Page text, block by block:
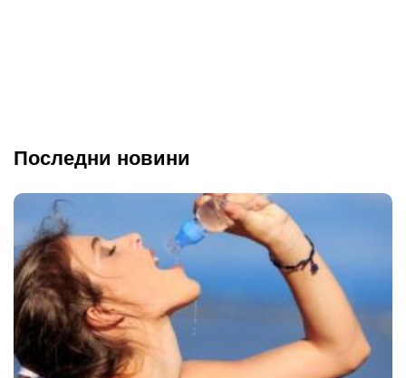
Последни новини